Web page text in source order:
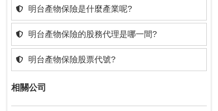
明台產物保險是什麼產業呢?
明台產物保險的股務代理是哪一間?
明台產物保險股票代號?
相關公司